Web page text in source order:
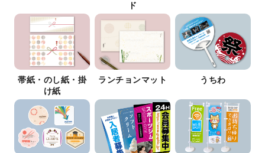
ド
帯紙・のし紙・掛
け紙
ランチョンマット うちわ